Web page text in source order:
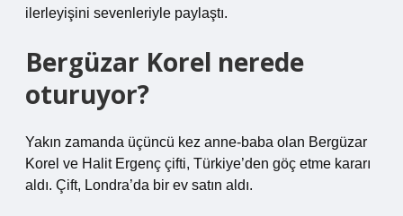
ilerleyişini sevenleriyle paylaştı.
Bergüzar Korel nerede
oturuyor?
Yakın zamanda üçüncü kez anne-baba olan Bergüzar
Korel ve Halit Ergenç çifti, Türkiye’den göç etme kararı
aldı. Çift, Londra’da bir ev satın aldı.